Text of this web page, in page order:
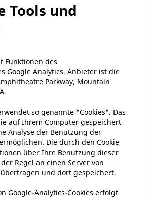
Tools und
Funktionen des
Google Analytics. Anbieter ist die
Parkway, Mountain
so genannte "Cookies". Das
auf Ihrem Computer gespeichert
Analyse der Benutzung der
Die durch den Cookie
über Ihre Benutzung dieser
Regel an einen Server von
übertragen und dort gespeichert.
Google-Analytics-Cookies erfolgt